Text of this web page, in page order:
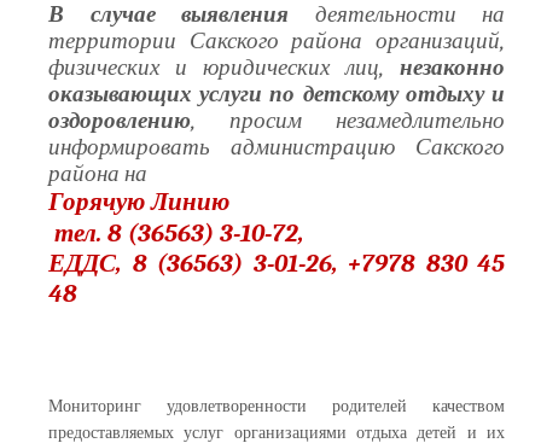
В случае выявления деятельности на
территории Сакского района организаций,
физических и юридических лиц, незаконно
оказывающих услуги по детскому отдыху и
оздоровлению, просим незамедлительно
информировать администрацию Сакского
района на
Горячую Линию
тел. 8 (36563) 3-10-72,
ЕДДС, 8 (36563) 3-01-26, +7978 830 45
48
Мониторинг удовлетворенности родителей качеством
предоставляемых услуг организациями отдыха детей и их